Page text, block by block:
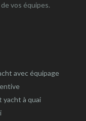
vos équipes.
avec équipage
yacht à quai